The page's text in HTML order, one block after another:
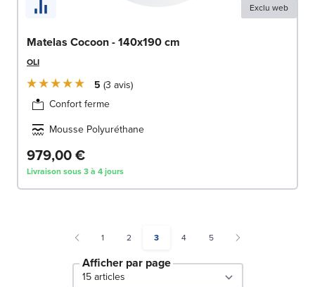
Exclu web
Matelas Cocoon - 140x190 cm
OLI
5 3 avis
Confort ferme
Mousse Polyuréthane
979,00 €
Livraison sous 3 à 4 jours
Page
1 Page
2 You're currently reading page
3 Page
4 Page
5
Afficher par page